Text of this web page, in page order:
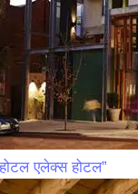
एलेक्स होटल”